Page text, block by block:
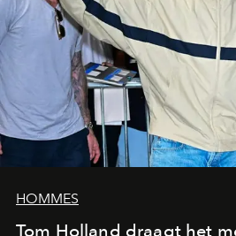
HOMMES
Tom Holland draagt het